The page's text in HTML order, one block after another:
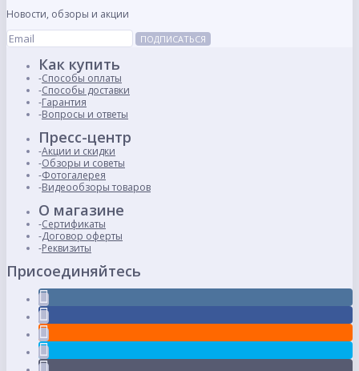
Новости, обзоры и акции
ПОДПИСАТЬСЯ
Как купить
Способы оплаты
Способы доставки
Гарантия
Вопросы и ответы
Пресс-центр
Акции и скидки
Обзоры и советы
Фотогалерея
Видеообзоры товаров
О магазине
Сертификаты
Договор оферты
Реквизиты
Присоединяйтесь